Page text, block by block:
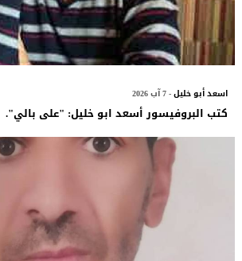
اسعد أبو خليل- 7 آب 2026
كتب البروفيسور أسعد ابو خليل: "على بالي".